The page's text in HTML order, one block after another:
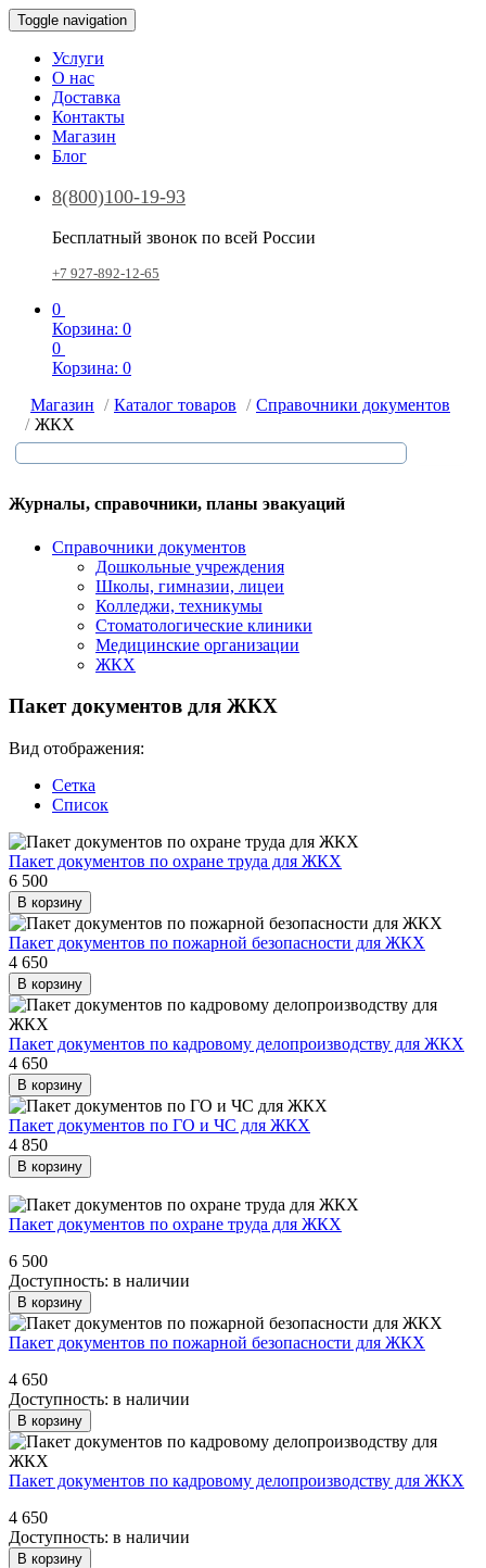
Toggle navigation
Услуги
О нас
Доставка
Контакты
Магазин
Блог
8(800)100-19-93
Бесплатный звонок по всей России
+7 927-892-12-65
0
Корзина: 0
0
Корзина: 0
Магазин
Каталог товаров
Справочники документов
ЖКХ
Журналы, справочники, планы эвакуаций
Справочники документов
Дошкольные учреждения
Школы, гимназии, лицеи
Колледжи, техникумы
Стоматологические клиники
Медицинские организации
ЖКХ
Пакет документов для ЖКХ
Вид отображения:
Сетка
Список
Пакет документов по охране труда для ЖКХ
6 500
В корзину
Пакет документов по пожарной безопасности для ЖКХ
4 650
В корзину
Пакет документов по кадровому делопроизводству для ЖКХ
4 650
В корзину
Пакет документов по ГО и ЧС для ЖКХ
4 850
В корзину
Пакет документов по охране труда для ЖКХ
6 500
Доступность: в наличии
В корзину
Пакет документов по пожарной безопасности для ЖКХ
4 650
Доступность: в наличии
В корзину
Пакет документов по кадровому делопроизводству для ЖКХ
4 650
Доступность: в наличии
В корзину